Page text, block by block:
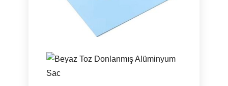
gövdelerde olağanüstü performans
sunar, güverte, ve kanıtlanmış bir güç
dengesine sahip offshore ekipmanları,
Ultra Yüksek Yansıtıcılığa